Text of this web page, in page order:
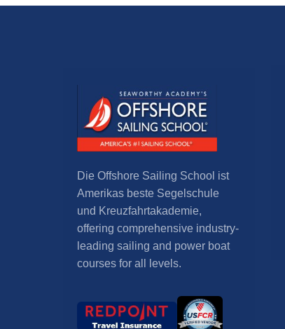
Die Offshore Sailing School ist
Amerikas beste Segelschule
und Kreuzfahrtakademie,
offering comprehensive industry-
leading sailing and power boat
courses for all levels.